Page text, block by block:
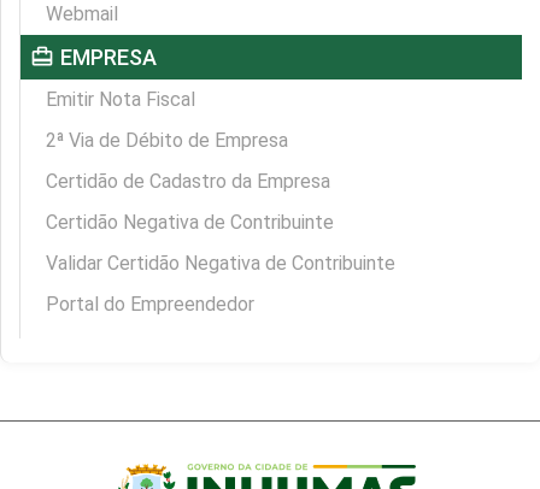
Webmail
card_travel EMPRESA
Emitir Nota Fiscal
2ª Via de Débito de Empresa
Certidão de Cadastro da Empresa
Certidão Negativa de Contribuinte
Validar Certidão Negativa de Contribuinte
Portal do Empreendedor